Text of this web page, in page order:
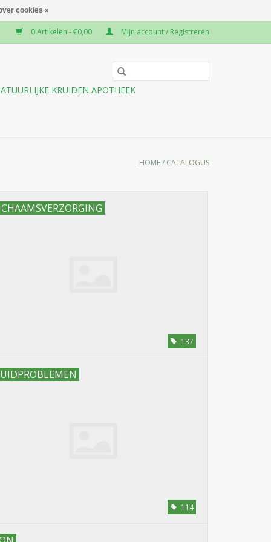
0 Artikelen - €0,00 Mijn account / Registreren
KRUIDEN APOTHEEK
HOME/ CATALOGUS
137
114
cookies »